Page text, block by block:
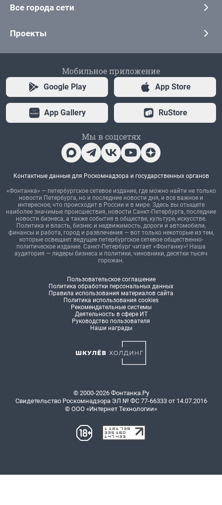
Все города сети
Проекты
Мобильное приложение
Google Play App Store
App Gallery RuStore
Мы в соцсетях
Контактные данные для Роскомнадзора и государственных органов
«Фонтанка» — петербургское сетевое издание, где можно найти не только
новости Петербурга, но и последние новости дня, и все важное и
интересное, что происходит в России и в мире. Здесь вы отыщете
наиболее значимые происшествия, новости Санкт-Петербурга, последние
новости бизнеса, а также события в обществе, культуре, искусстве.
Политика и власть, бизнес и недвижимость, дороги и автомобили,
финансы и работа, город и развлечения — вот только некоторые из тем,
которые освещает ведущее петербургское сетевое общественно-
политическое издание. Санкт-Петербург читает «Фонтанку»! Наша
аудитория — лидеры бизнеса и политики, чиновники, десятки тысяч
горожан.
Пользовательское соглашение
Политика обработки персональных данных
Правила использования материалов сайта
Политика использования cookies
Рекомендательные системы
Деятельность в сфере ИТ
Руководство пользователя
Наши награды
© 2000-2026 Фонтанка.Ру
Свидетельство Роскомнадзора ЭЛ № ФС 77-66333 от 14.07.2016
© ООО «Интернет Технологии»